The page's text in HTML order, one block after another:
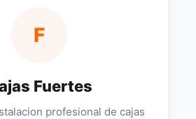
F
Fuertes
profesional de cajas